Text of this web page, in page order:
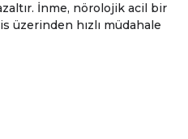
İnme, nörolojik acil bir
üzerinden hızlı müdahale